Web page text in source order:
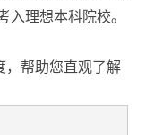
入理想本科院校。
，帮助您直观了解